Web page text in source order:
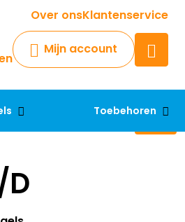
Over onsKlantenservice
Mijn account
Toebehoren
antwoord op uw vraag
7 met onze chatbot